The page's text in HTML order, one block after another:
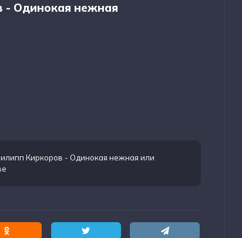
- Одинокая нежная
Киркоров - Одинокая нежная или